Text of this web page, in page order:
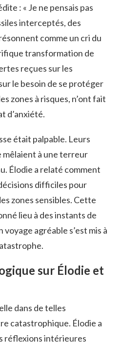
: « Je ne pensais pas
interceptés, des
comme un cri du
transformation de
reçues sur les
le besoin de se protéger
zones à risques, n’ont fait
d’anxiété.
était palpable. Leurs
mêlaient à une terreur
Élodie a relaté comment
difficiles pour
zones sensibles. Cette
lieu à des instants de
voyage agréable s’est mis à
sur Élodie et
dans de telles
catastrophique. Élodie a
réflexions intérieures